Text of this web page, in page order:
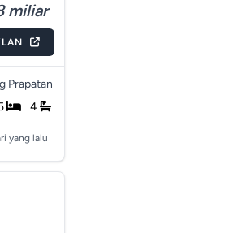
miliar
Prapatan
4
yang lalu